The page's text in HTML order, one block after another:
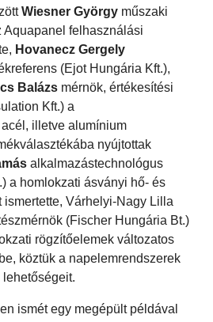
Wiesner György műszaki
Aquapanel felhasználási
Hovanecz Gergely
(Ejot Hungária Kft.),
Balázs mérnök, értékesítési
Kft.) a
illetve alumínium
nyújtottak
alkalmazástechnológus
a homlokzati ásványi hő- és
ismertette, Várhelyi-Nagy Lilla
(Fischer Hungária Bt.)
rögzítőelemek változatos
köztük a napelemrendszerek
ismét egy megépült példával